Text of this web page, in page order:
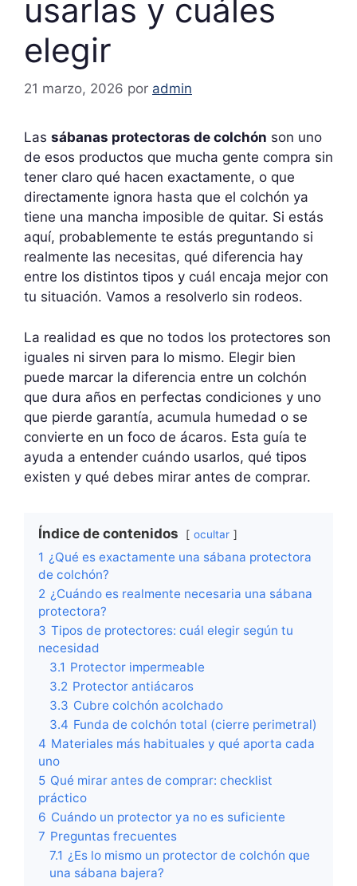
usarlas y cuáles
elegir
21 marzo, 2026 por admin
Las sábanas protectoras de colchón son uno
de esos productos que mucha gente compra sin
tener claro qué hacen exactamente, o que
directamente ignora hasta que el colchón ya
tiene una mancha imposible de quitar. Si estás
aquí, probablemente te estás preguntando si
realmente las necesitas, qué diferencia hay
entre los distintos tipos y cuál encaja mejor con
tu situación. Vamos a resolverlo sin rodeos.
La realidad es que no todos los protectores son
iguales ni sirven para lo mismo. Elegir bien
puede marcar la diferencia entre un colchón
que dura años en perfectas condiciones y uno
que pierde garantía, acumula humedad o se
convierte en un foco de ácaros. Esta guía te
ayuda a entender cuándo usarlos, qué tipos
existen y qué debes mirar antes de comprar.
Índice de contenidos ocultar
1 ¿Qué es exactamente una sábana protectora
de colchón?
2 ¿Cuándo es realmente necesaria una sábana
protectora?
3 Tipos de protectores: cuál elegir según tu
necesidad
3.1 Protector impermeable
3.2 Protector antiácaros
3.3 Cubre colchón acolchado
3.4 Funda de colchón total (cierre perimetral)
4 Materiales más habituales y qué aporta cada
uno
5 Qué mirar antes de comprar: checklist
práctico
6 Cuándo un protector ya no es suficiente
7 Preguntas frecuentes
7.1 ¿Es lo mismo un protector de colchón que
una sábana bajera?